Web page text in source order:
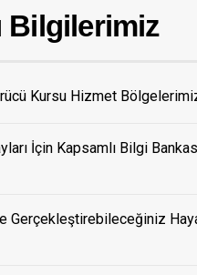
Bilgilerimiz
Kursu Hizmet
İçin Kapsamlı Bilgi
Gerçekleştirebileceğiniz